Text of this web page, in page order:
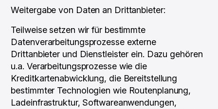
Weitergabe von Daten an Drittanbieter:
Teilweise setzen wir für bestimmte
Datenverarbeitungsprozesse externe
Drittanbieter und Dienstleister ein. Dazu gehören
u.a. Verarbeitungsprozesse wie die
Kreditkartenabwicklung, die Bereitstellung
bestimmter Technologien wie Routenplanung,
Ladeinfrastruktur, Softwareanwendungen,